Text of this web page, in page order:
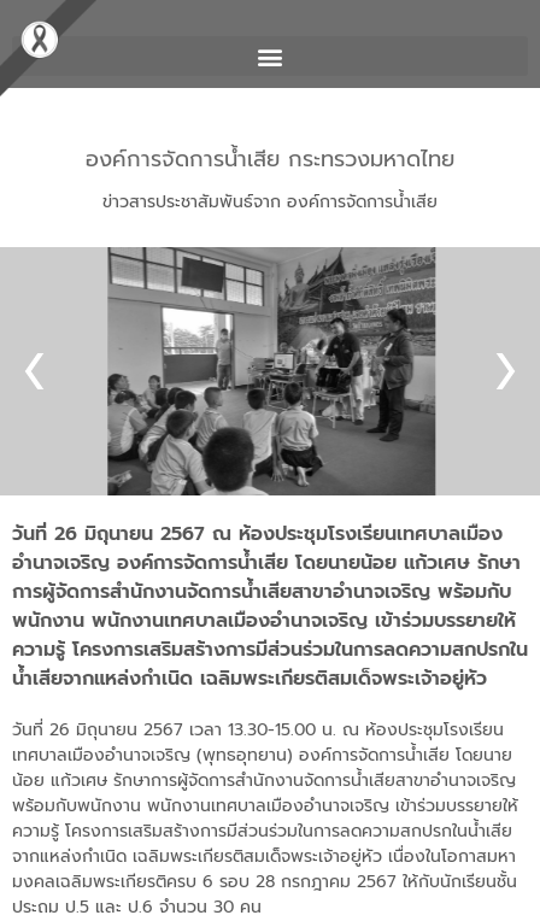
องค์การจัดการน้ำเสีย กระทรวงมหาดไทย
ข่าวสารประชาสัมพันธ์จาก องค์การจัดการน้ำเสีย
วันที่ 26 มิถุนายน 2567 ณ ห้องประชุมโรงเรียนเทศบาลเมือง
อำนาจเจริญ องค์การจัดการน้ำเสีย โดยนายน้อย แก้วเศษ รักษา
การผู้จัดการสำนักงานจัดการน้ำเสียสาขาอำนาจเจริญ พร้อมกับ
พนักงาน พนักงานเทศบาลเมืองอำนาจเจริญ เข้าร่วมบรรยายให้
ความรู้ โครงการเสริมสร้างการมีส่วนร่วมในการลดความสกปรกใน
น้ำเสียจากแหล่งกำเนิด เฉลิมพระเกียรติสมเด็จพระเจ้าอยู่หัว
วันที่ 26 มิถุนายน 2567 เวลา 13.30-15.00 น. ณ ห้องประชุมโรงเรียน
เทศบาลเมืองอำนาจเจริญ (พุทธอุทยาน) องค์การจัดการน้ำเสีย โดยนาย
น้อย แก้วเศษ รักษาการผู้จัดการสำนักงานจัดการน้ำเสียสาขาอำนาจเจริญ
พร้อมกับพนักงาน พนักงานเทศบาลเมืองอำนาจเจริญ เข้าร่วมบรรยายให้
ความรู้ โครงการเสริมสร้างการมีส่วนร่วมในการลดความสกปรกในน้ำเสีย
จากแหล่งกำเนิด เฉลิมพระเกียรติสมเด็จพระเจ้าอยู่หัว เนื่องในโอกาสมหา
มงคลเฉลิมพระเกียรติครบ 6 รอบ 28 กรกฎาคม 2567 ให้กับนักเรียนชั้น
ประถม ป.5 และ ป.6 จำนวน 30 คน